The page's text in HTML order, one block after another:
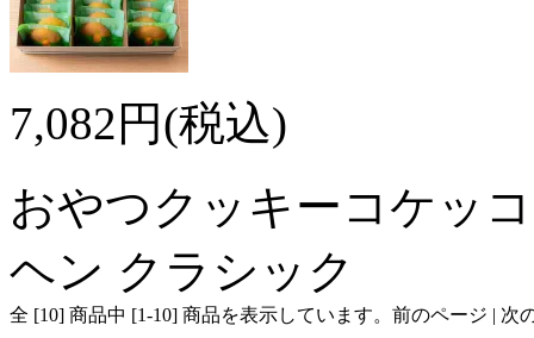
7,082円(税込)
おやつクッキーコケッ
ヘン クラシック
全 [10] 商品中 [1-10] 商品を表示しています。 前のページ | 次